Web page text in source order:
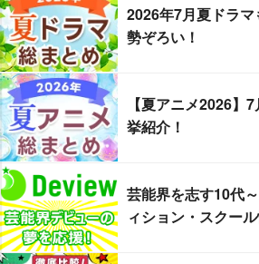
2026年7月夏ドラ
勢ぞろい！
【夏アニメ2026】
挙紹介！
芸能界を志す10代
ィション・スクー